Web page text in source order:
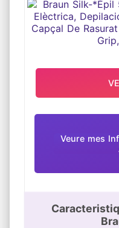
RASURAT I
MICRO-
Veure mes